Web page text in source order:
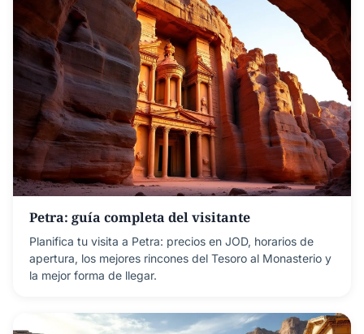
Petra: guía completa del visitante
Planifica tu visita a Petra: precios en JOD, horarios de
apertura, los mejores rincones del Tesoro al Monasterio y
la mejor forma de llegar.